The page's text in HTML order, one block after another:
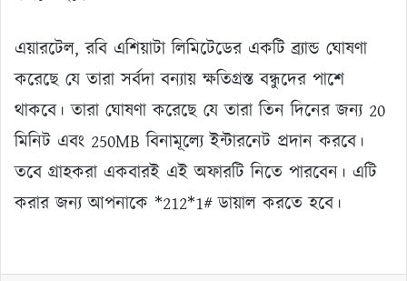
এয়ারটেল, রবি এশিয়াটা লিমিটেডের একটি ব্র্যান্ড ঘোষণা
করেছে যে তারা সর্বদা বন্যায় ক্ষতিগ্রস্ত বন্ধুদের পাশে
থাকবে। তারা ঘোষণা করেছে যে তারা তিন দিনের জন্য 20
মিনিট এবং 250MB বিনামূল্যে ইন্টারনেট প্রদান করবে।
তবে গ্রাহকরা একবারই এই অফারটি নিতে পারবেন। এটি
করার জন্য আপনাকে *212*1# ডায়াল করতে হবে।